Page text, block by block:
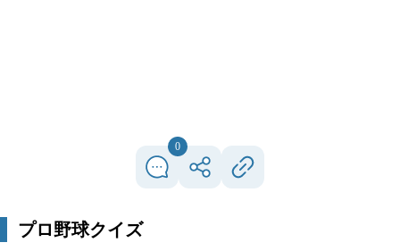
0
プロ野球クイズ